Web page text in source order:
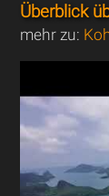
Überblick
mehr zu: